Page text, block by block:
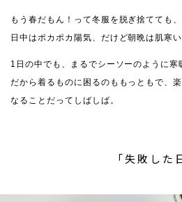
もう春だもん！って冬服を脱ぎ捨てても、
日中はポカポカ陽気、だけど朝晩は肌寒
1日の中でも、まるでシーソーのように寒
だから着るものに困るのももっともで、
なることだってしばしば。
「失敗した